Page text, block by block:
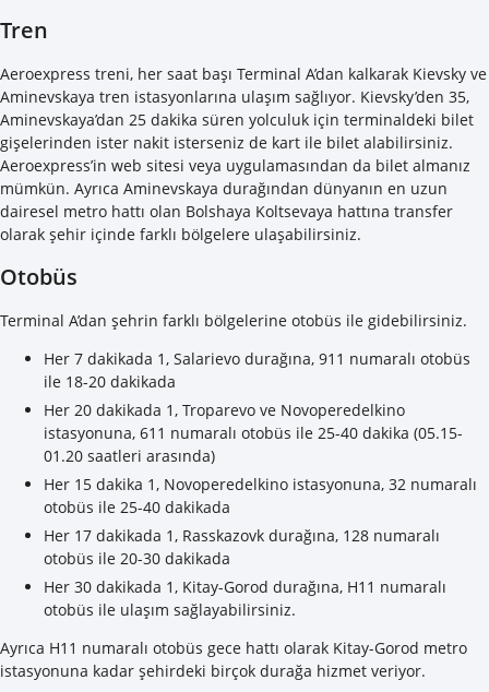
Tren
Aeroexpress treni, her saat başı Terminal A’dan kalkarak Kievsky ve
Aminevskaya tren istasyonlarına ulaşım sağlıyor. Kievsky’den 35,
Aminevskaya’dan 25 dakika süren yolculuk için terminaldeki bilet
gişelerinden ister nakit isterseniz de kart ile bilet alabilirsiniz.
Aeroexpress’in web sitesi veya uygulamasından da bilet almanız
mümkün. Ayrıca Aminevskaya durağından dünyanın en uzun
dairesel metro hattı olan Bolshaya Koltsevaya hattına transfer
olarak şehir içinde farklı bölgelere ulaşabilirsiniz.
Otobüs
Terminal A’dan şehrin farklı bölgelerine otobüs ile gidebilirsiniz.
Her 7 dakikada 1, Salarievo durağına, 911 numaralı otobüs
ile 18-20 dakikada
Her 20 dakikada 1, Troparevo ve Novoperedelkino
istasyonuna, 611 numaralı otobüs ile 25-40 dakika (05.15-
01.20 saatleri arasında)
Her 15 dakika 1, Novoperedelkino istasyonuna, 32 numaralı
otobüs ile 25-40 dakikada
Her 17 dakikada 1, Rasskazovk durağına, 128 numaralı
otobüs ile 20-30 dakikada
Her 30 dakikada 1, Kitay-Gorod durağına, H11 numaralı
otobüs ile ulaşım sağlayabilirsiniz.
Ayrıca H11 numaralı otobüs gece hattı olarak Kitay-Gorod metro
istasyonuna kadar şehirdeki birçok durağa hizmet veriyor.